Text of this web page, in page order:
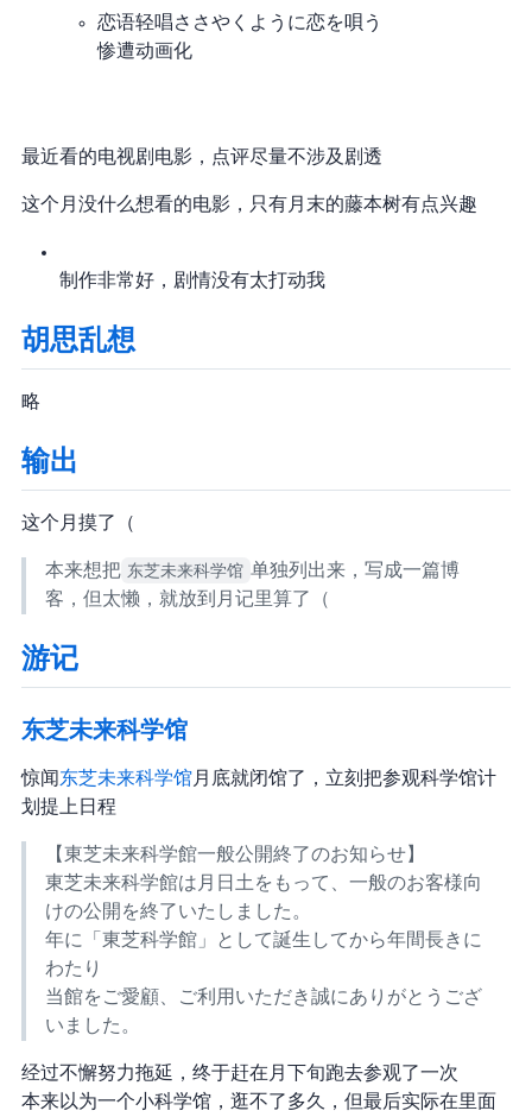
恋语轻唱/ささやくように恋を唄う
惨遭动画化
最近看的电视剧/电影，点评尽量不涉及剧透
这个月没什么想看的电影，只有月末的藤本树有点兴趣
制作非常好，剧情没有太打动我
胡思乱想
略
输出
这个月摸了（
本来想把 东芝未来科学馆 单独列出来，写成一篇博
客，但太懒，就放到月记里算了（
游记
东芝未来科学馆
惊闻 东芝未来科学馆6 月底就闭馆了，立刻把参观科学馆计
划提上日程
【東芝未来科学館 一般公開終了のお知らせ】
東芝未来科学館は 6月29日(土)をもって、一般のお客様向
けの公開を終了いたしました。
1961年に「東芝科学館」として誕生してから 63年間長きに
わたり
当館をご愛顧、ご利用いただき誠にありがとうござ
いました。
经过不懈努力(拖延)，终于赶在 6 月下旬跑去参观了一次
本来以为一个小科学馆，逛不了多久，但最后实际在里面